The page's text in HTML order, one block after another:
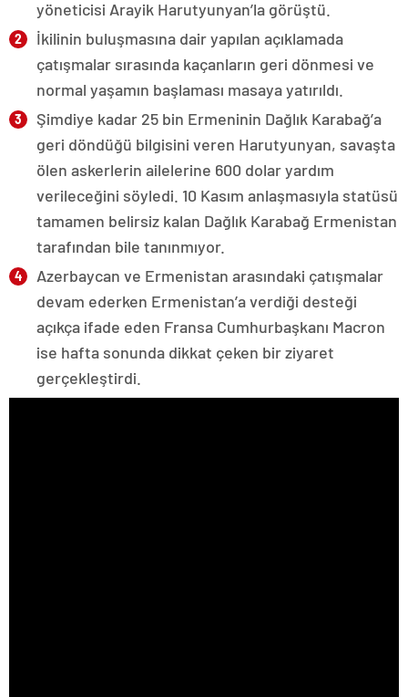
yöneticisi Arayik Harutyunyan’la görüştü.
İkilinin buluşmasına dair yapılan açıklamada
çatışmalar sırasında kaçanların geri dönmesi ve
normal yaşamın başlaması masaya yatırıldı.
Şimdiye kadar 25 bin Ermeninin Dağlık Karabağ’a
geri döndüğü bilgisini veren Harutyunyan, savaşta
ölen askerlerin ailelerine 600 dolar yardım
verileceğini söyledi. 10 Kasım anlaşmasıyla statüsü
tamamen belirsiz kalan Dağlık Karabağ Ermenistan
tarafından bile tanınmıyor.
Azerbaycan ve Ermenistan arasındaki çatışmalar
devam ederken Ermenistan’a verdiği desteği
açıkça ifade eden Fransa Cumhurbaşkanı Macron
ise hafta sonunda dikkat çeken bir ziyaret
gerçekleştirdi.